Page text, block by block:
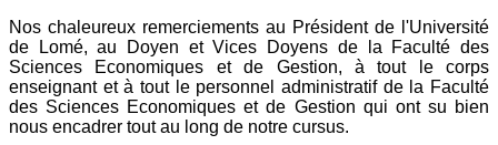
Nos chaleureux remerciements au Président de l'Université
de Lomé, au Doyen et Vices Doyens de la Faculté des
Sciences Economiques et de Gestion, à tout le corps
enseignant et à tout le personnel administratif de la Faculté
des Sciences Economiques et de Gestion qui ont su bien
nous encadrer tout au long de notre cursus.